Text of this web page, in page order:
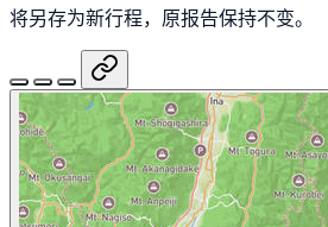
将另存为新行程，原报告保持不变。